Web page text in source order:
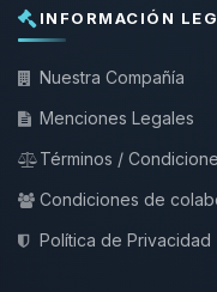
INFORMACIÓN
Nuestra Compañía
Menciones Legales
Términos /
Condiciones de
Política de Privacidad